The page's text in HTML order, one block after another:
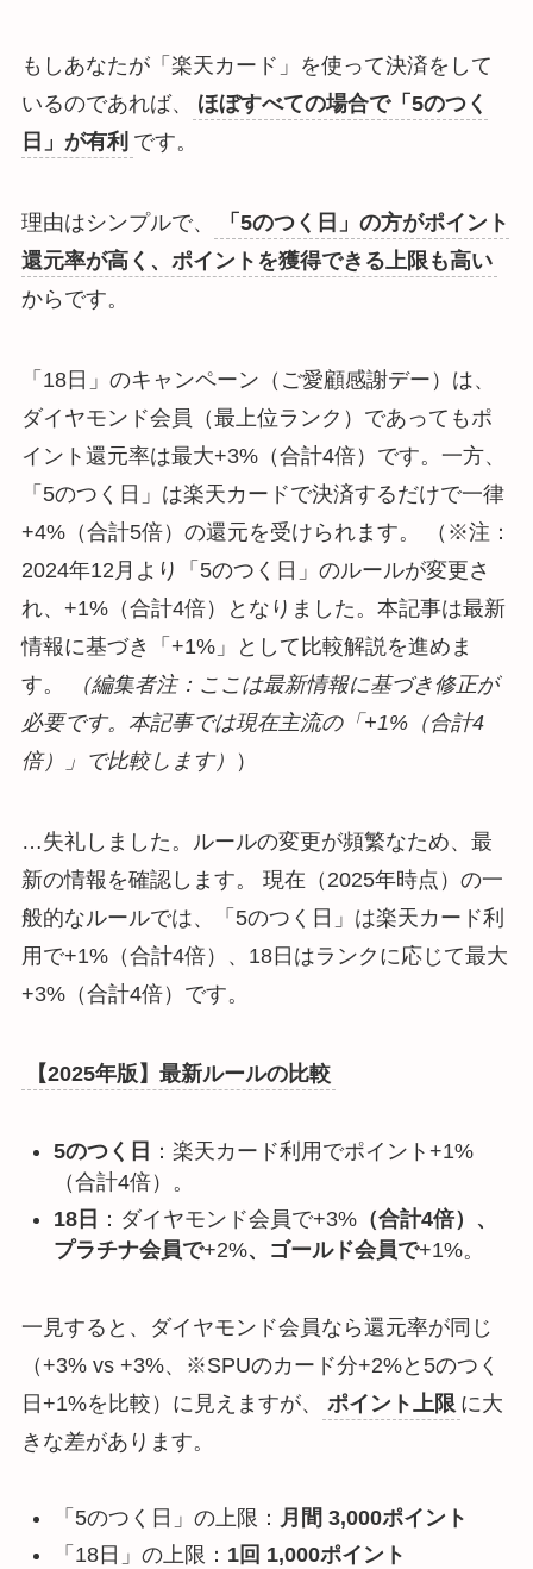
もしあなたが「楽天カード」を使って決済をして
いるのであれば、
ほぼすべての場合で「5のつく
日」が有利 です。
理由はシンプルで、
「5のつく日」の方がポイント
還元率が高く、ポイントを獲得できる上限も高い
からです。
「18日」のキャンペーン（ご愛顧感謝デー）は、
ダイヤモンド会員（最上位ランク）であってもポ
イント還元率は最大+3%（合計4倍）です。一方、
「5のつく日」は楽天カードで決済するだけで一律
+4%（合計5倍）の還元を受けられます。 （※注：
2024年12月より「5のつく日」のルールが変更さ
れ、+1%（合計4倍）となりました。本記事は最新
情報に基づき「+1%」として比較解説を進めま
す。
（編集者注：ここは最新情報に基づき修正が
必要です。本記事では現在主流の「+1%（合計4
倍）」で比較します）
）
…失礼しました。ルールの変更が頻繁なため、最
新の情報を確認します。 現在（2025年時点）の一
般的なルールでは、「5のつく日」は楽天カード利
用で+1%（合計4倍）、18日はランクに応じて最大
+3%（合計4倍）です。
【2025年版】最新ルールの比較
5のつく日 ：楽天カード利用でポイント+1%
（合計4倍）。
18日 ：ダイヤモンド会員で+3%（合計4倍）、
プラチナ会員で+2%、ゴールド会員で+1%。
一見すると、ダイヤモンド会員なら還元率が同じ
（+3% vs +3%、※SPUのカード分+2%と5のつく
日+1%を比較）に見えますが、
ポイント上限 に大
きな差があります。
「5のつく日」の上限： 月間 3,000ポイント
「18日」の上限： 1回 1,000ポイント